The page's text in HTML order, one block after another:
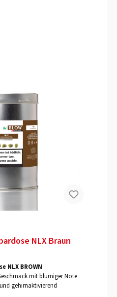
NLX Braun
NLX BROWN
mit blumiger Note
gehirnaktivierend